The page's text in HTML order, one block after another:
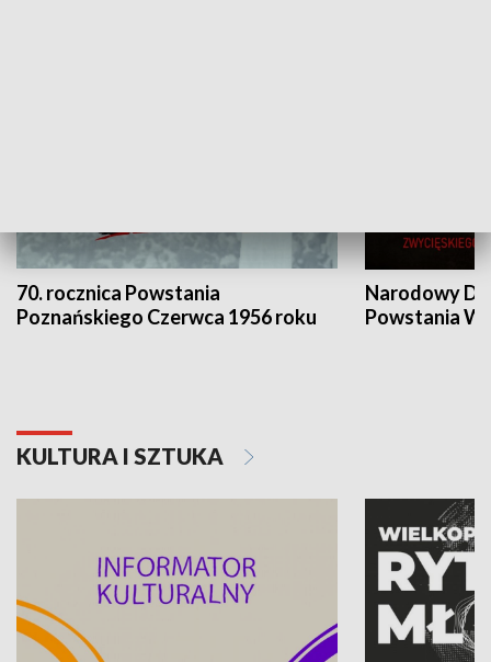
70. rocznica Powstania
Poznańskiego Czerwca 1956 roku
Narodowy
Powstania
KULTURA I SZTUKA